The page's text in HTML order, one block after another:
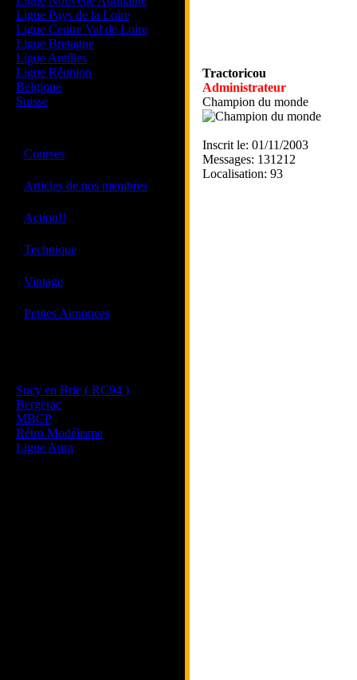
Ligue Pays de la Loire
Ligue Centre Val de Loire
Ligue Bretagne
Ligue Antilles
Ligue Réunion
Belgique
Suisse
Courses
Articles de nos membres
Action!!
Technique
Vintage
Petites Annonces
Sucy en Brie ( RC94 )
Bergerac
MBCP
Rétro Modélisme
Ligue Aura
Tractoricou
Administrateur
Champion du monde
Inscrit le: 01/11/2003
Messages: 131212
Localisation: 93